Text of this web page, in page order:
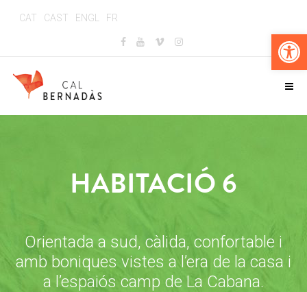
CAT CAST ENGL FR
HABITACIÓ 6
Orientada a sud, càlida, confortable i
amb boniques vistes a l’era de la casa i
a l’espaiós camp de La Cabana.